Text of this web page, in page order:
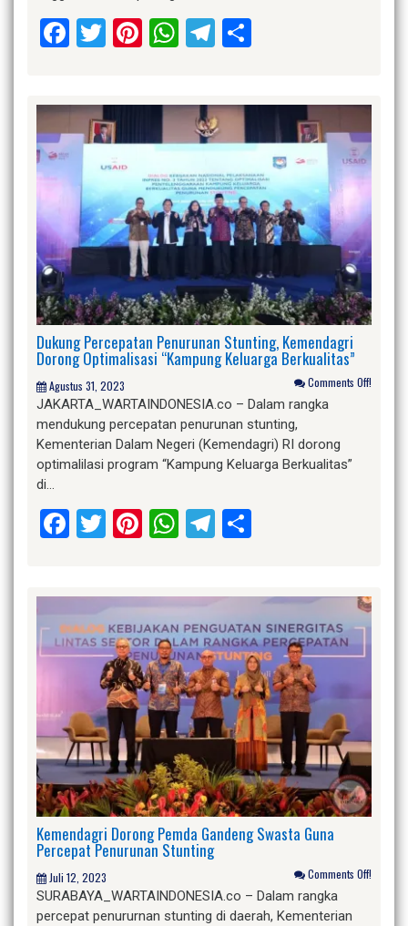
Facebook
Twitter
Pinterest
WhatsApp
Telegram
Dukung Percepatan Penurunan Stunting, Kemendagri
Dorong Optimalisasi “Kampung Keluarga Berkualitas”
Agustus 31, 2023 Comments Off!
JAKARTA_WARTAINDONESIA.co – Dalam rangka
mendukung percepatan penurunan stunting,
Kementerian Dalam Negeri (Kemendagri) RI dorong
optimalilasi program “Kampung Keluarga Berkualitas”
di…
Facebook
Twitter
Pinterest
WhatsApp
Telegram
Kemendagri Dorong Pemda Gandeng Swasta Guna
Percepat Penurunan Stunting
Juli 12, 2023 Comments Off!
SURABAYA_WARTAINDONESIA.co – Dalam rangka
percepat penururnan stunting di daerah, Kementerian